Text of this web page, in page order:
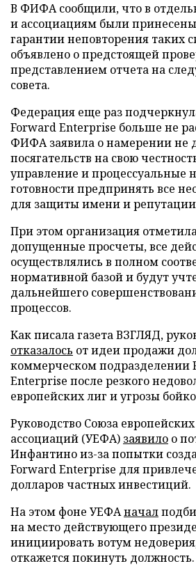
В ФИФА сообщили, что в
и ассоциациям были
гарантии неповторения таких
объявлено о предстоящей
представлением отчета на
совета.
Федерация еще раз
Forward Enterprise больше не
ФИФА заявила о намерении не
посягательств на свою
управление и процессуальные
готовности предпринять все
для защиты имени и
При этом организация
допущенные просчеты, все
осуществлялись в полном
нормативной базой и будут
дальнейшего
процессов.
Как писала газета ВЗГЛЯД,
отказалось от идеи продажи
коммерческом подразделении
Enterprise после резкого
европейских лиг и угрозы
Руководство Союза
ассоциаций (УЕФА) заявило о
Инфантино из-за попытки
Forward Enterprise для
долларов частных инвестиций.
На этом фоне УЕФАначал
на место действующего
инициировать вотум
откажется покинуть должность.